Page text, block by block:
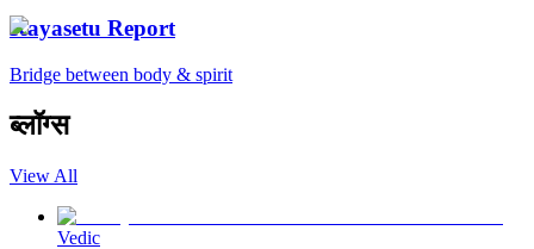
Kayasetu Report
Bridge between body & spirit
ब्लॉग्स
View All
Vedic